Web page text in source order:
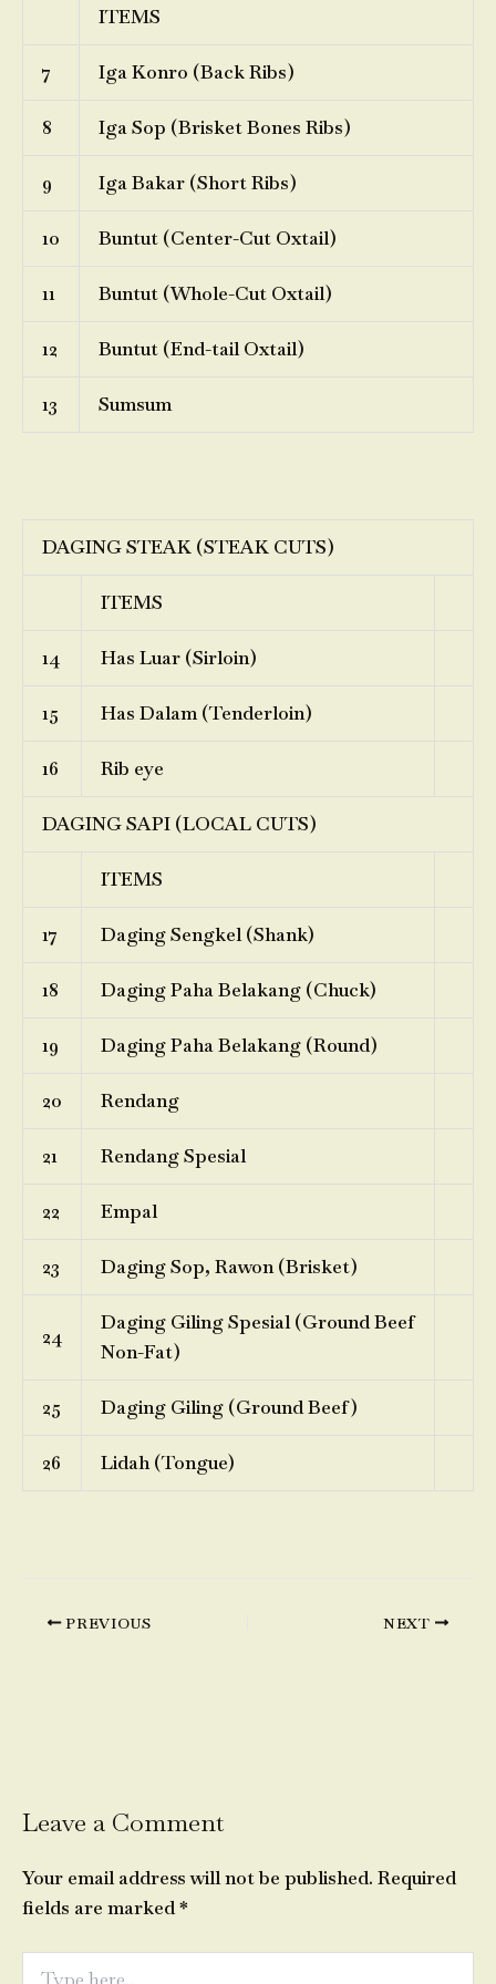
ITEMS
7 Iga Konro (Back Ribs)
8 Iga Sop (Brisket Bones Ribs)
9 Iga Bakar (Short Ribs)
10 Buntut (Center-Cut Oxtail)
11 Buntut (Whole-Cut Oxtail)
12 Buntut (End-tail Oxtail)
13 Sumsum
DAGING STEAK (STEAK CUTS)
ITEMS
14 Has Luar (Sirloin)
15 Has Dalam (Tenderloin)
16 Rib eye
DAGING SAPI (LOCAL CUTS)
ITEMS
17 Daging Sengkel (Shank)
18 Daging Paha Belakang (Chuck)
19 Daging Paha Belakang (Round)
20 Rendang
21 Rendang Spesial
22 Empal
23 Daging Sop, Rawon (Brisket)
24
Daging Giling Spesial (Ground Beef
Non-Fat)
25 Daging Giling (Ground Beef)
26 Lidah (Tongue)
PREVIOUS NEXT
Leave a Comment
Your email address will not be published. Required
fields are marked*